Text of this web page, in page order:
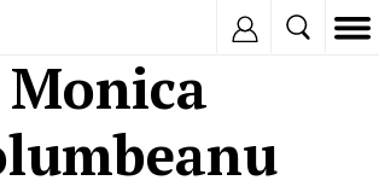
Monica